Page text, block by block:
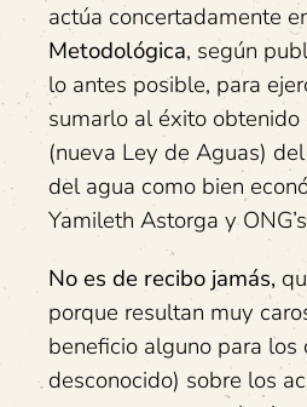
actúa concertadamente
Metodológica, según
lo antes posible, para
sumarlo al éxito
(nueva Ley de Aguas)
del agua como bien
Yamileth Astorga y
No es de recibo jamás,
porque resultan muy
beneficio alguno para
desconocido) sobre los